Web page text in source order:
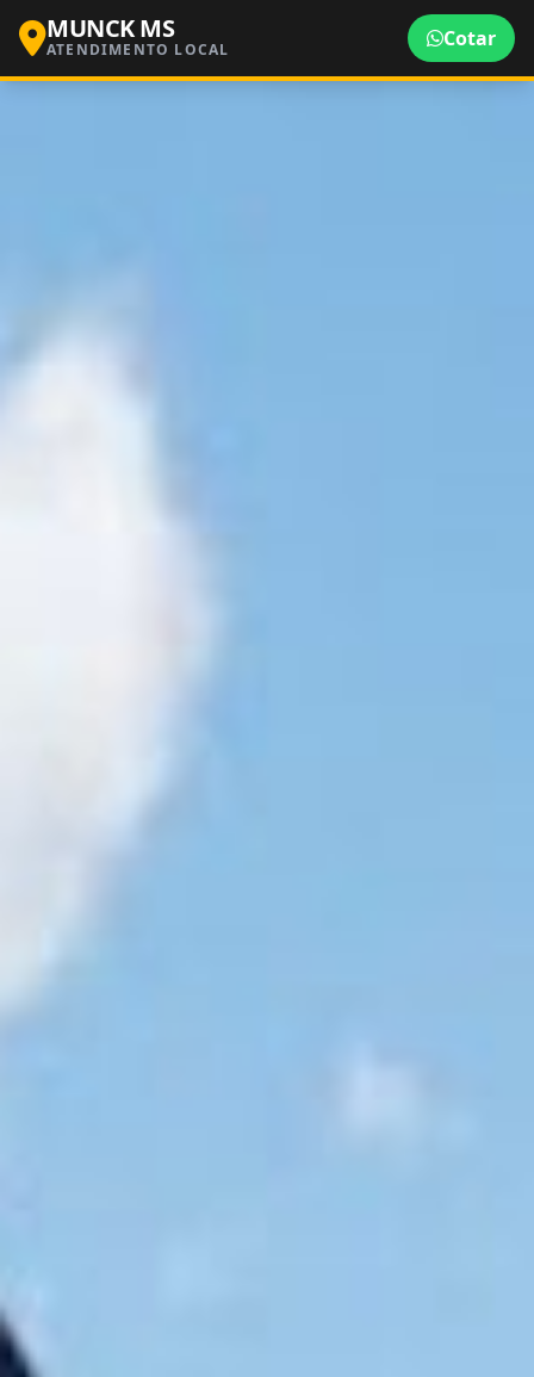
MUNCK MS
ATENDIMENTO LOCAL Cotar